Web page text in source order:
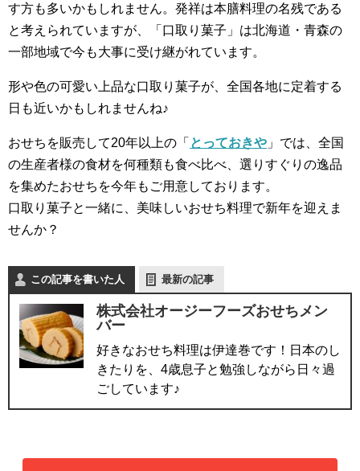
す方も多いかもしれません。発祥は本膳料理の名残である
と考えられていますが、「口取り菓子」は北海道・青森の
一部地域で今も大事に受け継がれています。
形や色の可愛い上品な口取り菓子が、全国各地に定着する
日も近いかもしれませんね♪
おせちを販売して20年以上の「 とっておきや 」では、全国
の生産者様の食材を何種類も食べ比べ、選りすぐりの逸品
を集めたおせちを今年もご用意しております。
口取り菓子と一緒に、美味しいおせち料理で新年を迎えま
せんか？
この記事を書いた人 最新の記事
株式会社オージーフーズおせちメン
バー
好きなおせち料理は伊達巻です！日本のし
きたりを、4歳息子と勉強しながら日々過
ごしています♪